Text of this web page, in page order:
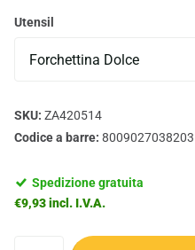
Utensil
SKU: ZA420514
Codice a barre: 8009027038203
Spedizione gratuita
€9,93 incl. I.V.A.